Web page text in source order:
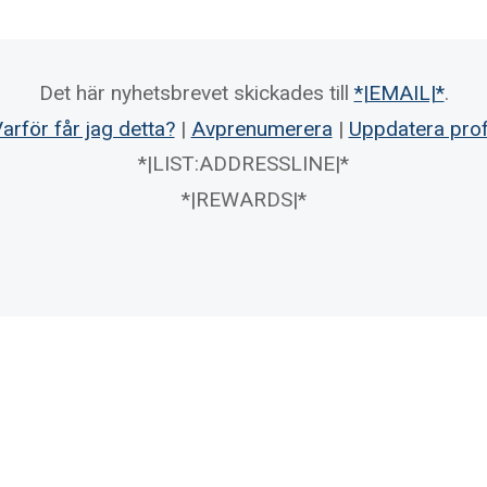
Det här nyhetsbrevet skickades till *|EMAIL|*.
får jag detta?| Avprenumerera | Uppdatera
*|LIST:ADDRESSLINE|*
*|REWARDS|*